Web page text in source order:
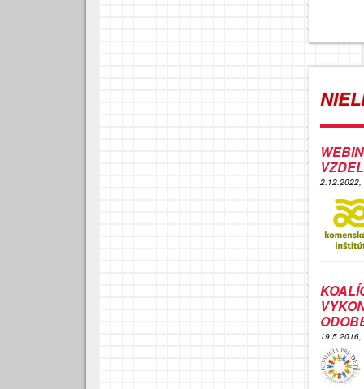
2.12.2022,
19.5.2016,